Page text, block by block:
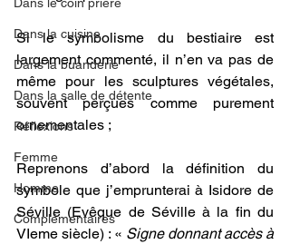
Dans la cuisine
Dans la buanderie
Dans la salle de détente
Réflexions
Femme
Homme
Complémentaires
Si le symbolisme du bestiaire est
largement commenté, il n’en va pas de
même pour les sculptures végétales,
souvent perçues comme purement
ornementales ;
Reprenons d’abord la définition du
symbole que j’emprunterai à Isidore de
Séville (Evêque de Séville à la fin du
VIeme siècle) : « Signe donnant accès à